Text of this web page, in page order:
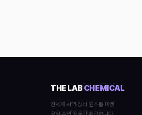
THE LAB CHEMICAL
전세계 시약·장비 원스톱 마켓